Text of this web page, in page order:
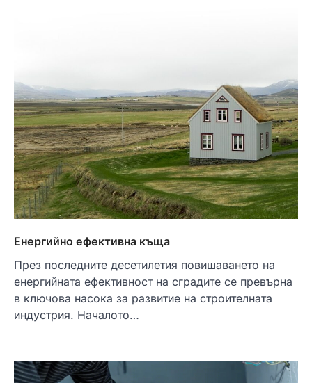
Енергийно ефективна къща
През последните десетилетия повишаването на
енергийната ефективност на сградите се превърна
в ключова насока за развитие на строителната
индустрия. Началото…